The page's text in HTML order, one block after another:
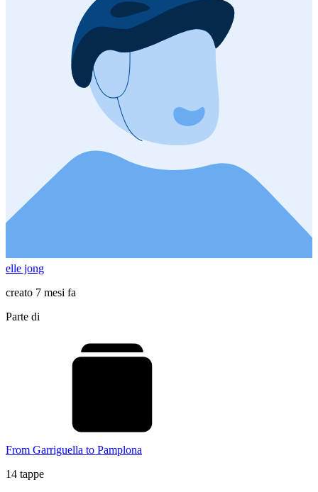
elle jong
creato 7 mesi fa
Parte di
From Garriguella to Pamplona
14 tappe